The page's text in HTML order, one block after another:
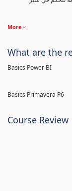
More
What are the
Basics Power BI
Basics Primavera P6
Course Review